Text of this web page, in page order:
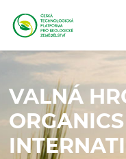
VALNÁ
ORGANICS